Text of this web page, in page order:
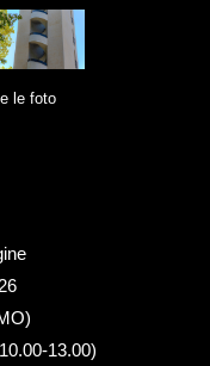
le foto
13.00)